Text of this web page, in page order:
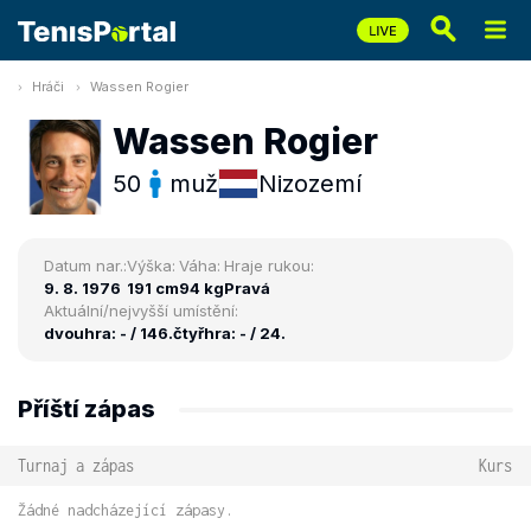
Hráči Wassen Rogier
Wassen Rogier
50 muž Nizozemí
Datum nar.:
9. 8. 1976
Výška:
191 cm
Váha:
94 kg
Hraje rukou:
Pravá
Aktuální/nejvyšší umístění:
dvouhra: - / 146.čtyřhra: - / 24.
Příští zápas
Turnaj a zápas Kurs
Žádné nadcházející zápasy.